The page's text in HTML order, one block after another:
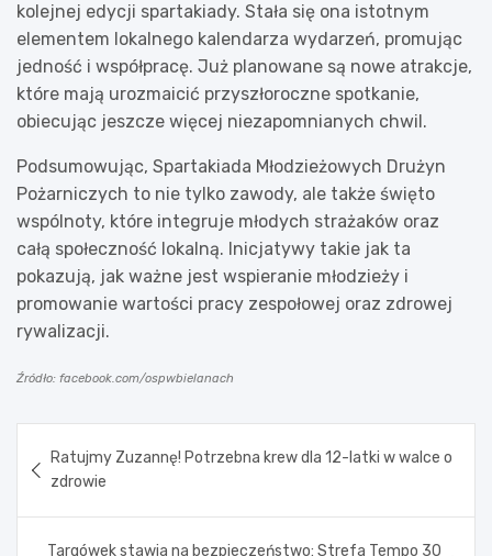
kolejnej edycji spartakiady. Stała się ona istotnym
elementem lokalnego kalendarza wydarzeń, promując
jedność i współpracę. Już planowane są nowe atrakcje,
które mają urozmaicić przyszłoroczne spotkanie,
obiecując jeszcze więcej niezapomnianych chwil.
Podsumowując, Spartakiada Młodzieżowych Drużyn
Pożarniczych to nie tylko zawody, ale także święto
wspólnoty, które integruje młodych strażaków oraz
całą społeczność lokalną. Inicjatywy takie jak ta
pokazują, jak ważne jest wspieranie młodzieży i
promowanie wartości pracy zespołowej oraz zdrowej
rywalizacji.
Źródło: facebook.com/ospwbielanach
wpisu
Ratujmy Zuzannę! Potrzebna krew dla 12-latki w walce o
zdrowie
Targówek stawia na bezpieczeństwo: Strefa Tempo 30